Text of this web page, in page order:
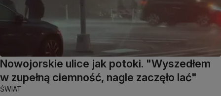
Nowojorskie ulice jak potoki. "Wyszedłem
w zupełną ciemność, nagle zaczęło lać"
ŚWIAT